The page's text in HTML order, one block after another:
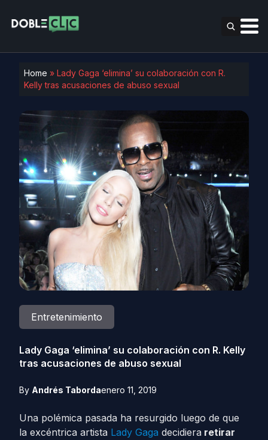
Home » Lady Gaga ‘elimina’ su colaboración con R.
Kelly tras acusaciones de abuso sexual
Entretenimiento
Lady Gaga ‘elimina’ su colaboración con R. Kelly
tras acusaciones de abuso sexual
By Andrés Tabordaenero 11, 2019
Una polémica pasada ha resurgido luego de que
la excéntrica artista Lady Gaga decidiera retirar